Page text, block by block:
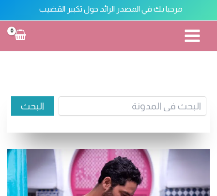
إلى
المحتوى
مرحبا بك في المصدر الرائد حول تكبير القضيب
البحث